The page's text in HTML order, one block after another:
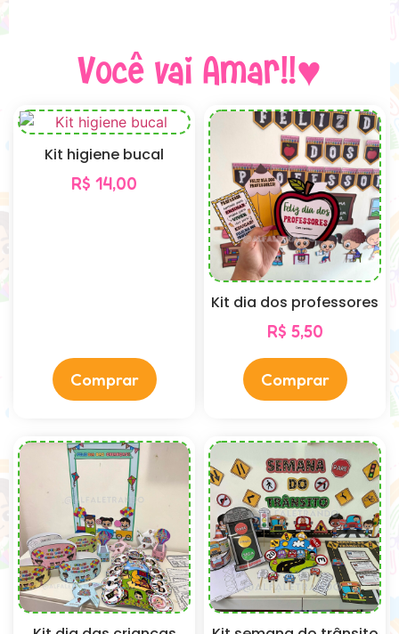
Você vai Amar!!♥
Kit higiene bucal
R$ 14,00
Comprar
Kit dia dos professores
R$ 5,50
Comprar